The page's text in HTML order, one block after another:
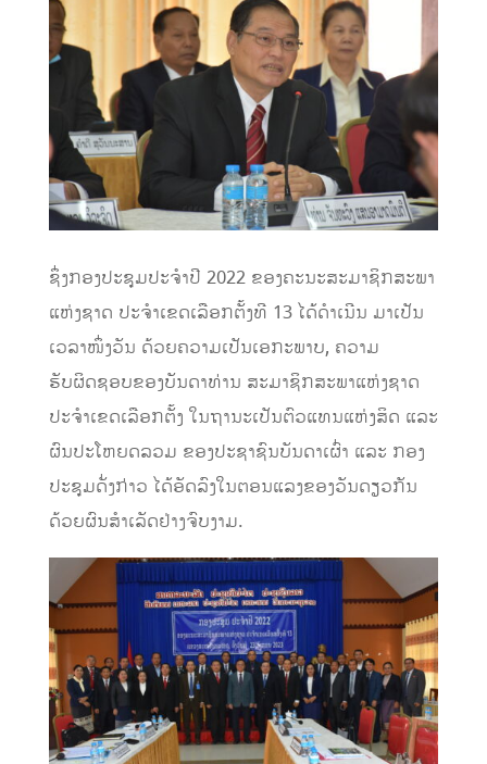
ຊຶ່ງກອງປະຊຸມປະຈໍາປີ 2022 ຂອງຄະນະສະມາຊິກສະພາ
ແຫ່ງຊາດ ປະຈໍາເຂດເລືອກຕັ້ງທີ 13 ໄດ້ດໍາເນີນ ມາເປັນ
ເວລາໜຶ່ງວັນ ດ້ວຍຄວາມເປັນເອກະພາບ, ຄວາມ
ຮັບຜິດຊອບຂອງບັນດາທ່ານ ສະມາຊິກສະພາແຫ່ງຊາດ
ປະຈໍາເຂດເລືອກຕັ້ງ ໃນຖານະເປັນຕົວແທນແຫ່ງສິດ ແລະ
ຜົນປະໂຫຍດລວມ ຂອງປະຊາຊົນບັນດາເຜົ່າ ແລະ ກອງ
ປະຊຸມດັ່ງກ່າວ ໄດ້ອັດລົງໃນຕອນແລງຂອງວັນດຽວກັນ
ດ້ວຍຜົນສໍາເລັດຢ່າງຈົບງາມ.